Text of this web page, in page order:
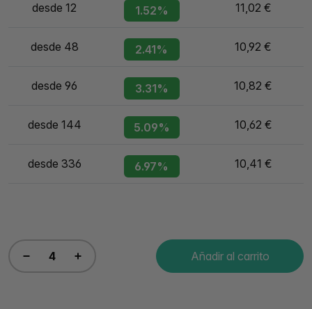
desde 12 1.52% 11,02 €
desde 48 2.41% 10,92 €
desde 96 3.31% 10,82 €
desde 144 5.09% 10,62 €
desde 336 6.97% 10,41 €
Añadir al carrito